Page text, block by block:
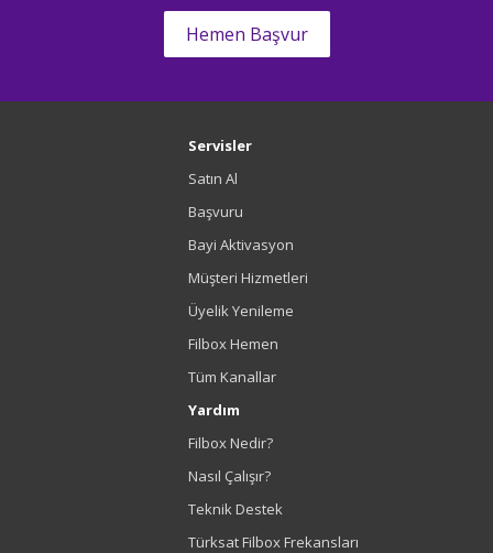
Hemen Başvur
Servisler
Satın Al
Başvuru
Bayi Aktivasyon
Müşteri Hizmetleri
Üyelik Yenileme
Filbox Hemen
Tüm Kanallar
Yardım
Filbox Nedir?
Nasıl Çalışır?
Teknik Destek
Türksat Filbox Frekansları